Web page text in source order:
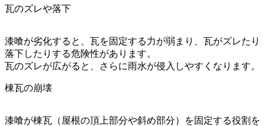
瓦のズレや落下
漆喰が劣化すると、瓦を固定する力が弱まり、瓦がズレたり
落下したりする危険性があります。
瓦のズレが広がると、さらに雨水が侵入しやすくなります。
棟瓦の崩壊
漆喰が棟瓦（屋根の頂上部分や斜め部分）を固定する役割を